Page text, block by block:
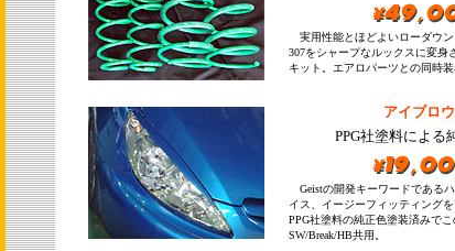
実用性能とほどよいローダウン
307をシャープなルックスに変身
キット。エアロパーツとの同
アイブロ
PPG社塗料による
Geistの開発キーワードである
イス、イージーフィッティング
PPG社塗料の純正色塗装済みでこ
SW/Break/HB共用。